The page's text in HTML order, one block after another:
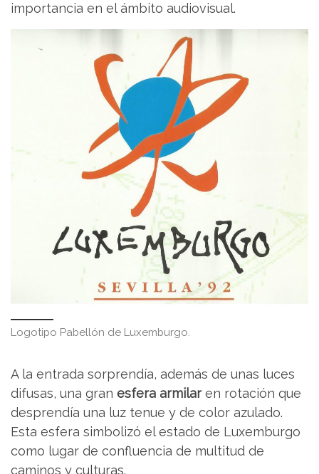
importancia en el ámbito audiovisual.
Logotipo Pabellón de Luxemburgo.
A la entrada sorprendía, además de unas luces
difusas, una gran esfera armilaren rotación que
desprendía una luz tenue y de color azulado.
Esta esfera simbolizó el estado de Luxemburgo
como lugar de confluencia de multitud de
caminos y culturas.